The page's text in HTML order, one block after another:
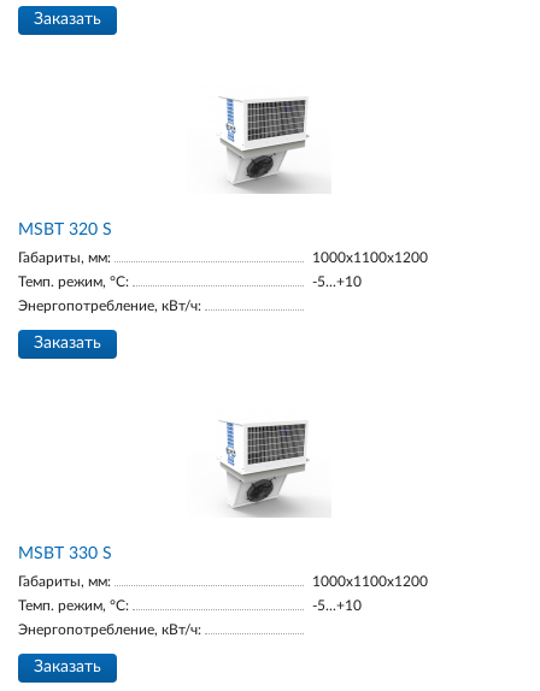
Заказать
MSBT 320 S
Габариты, мм:
1000х1100х1200
Темп. режим, °С:
-5...+10
Энергопотребление, кВт/ч:
Заказать
MSBT 330 S
Габариты, мм:
1000х1100х1200
Темп. режим, °С:
-5...+10
Энергопотребление, кВт/ч:
Заказать